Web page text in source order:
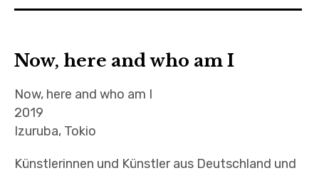
Now, here and who am I
Now, here and who am I
2019
Izuruba, Tokio
Künstlerinnen und Künstler aus Deutschland und